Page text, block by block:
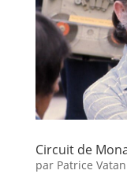
Circuit de
par Patrice Vatan